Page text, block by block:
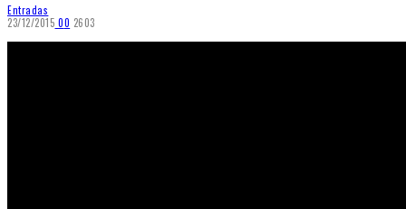
Entradas
23/12/2015 00 2603